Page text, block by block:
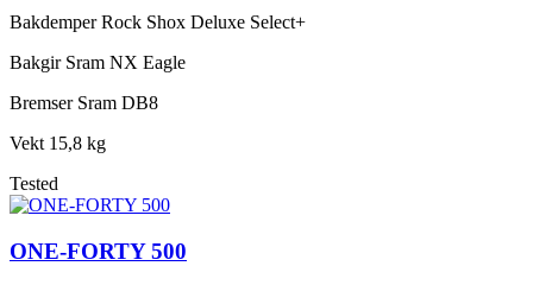
Bakdemper Rock Shox Deluxe Select+
Bakgir Sram NX Eagle
Bremser Sram DB8
Vekt 15,8 kg
Tested
ONE-FORTY 500